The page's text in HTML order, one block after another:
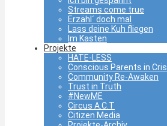
Streams come true
Erzähl´ doch mal
Lass deine Kuh fliegen
Im Kasten
Projekte
HATE-LESS
Conscious Parents in
Community Re-Awaken
Trust in Truth
#NewME
Circus A.C.T
Citizen Media